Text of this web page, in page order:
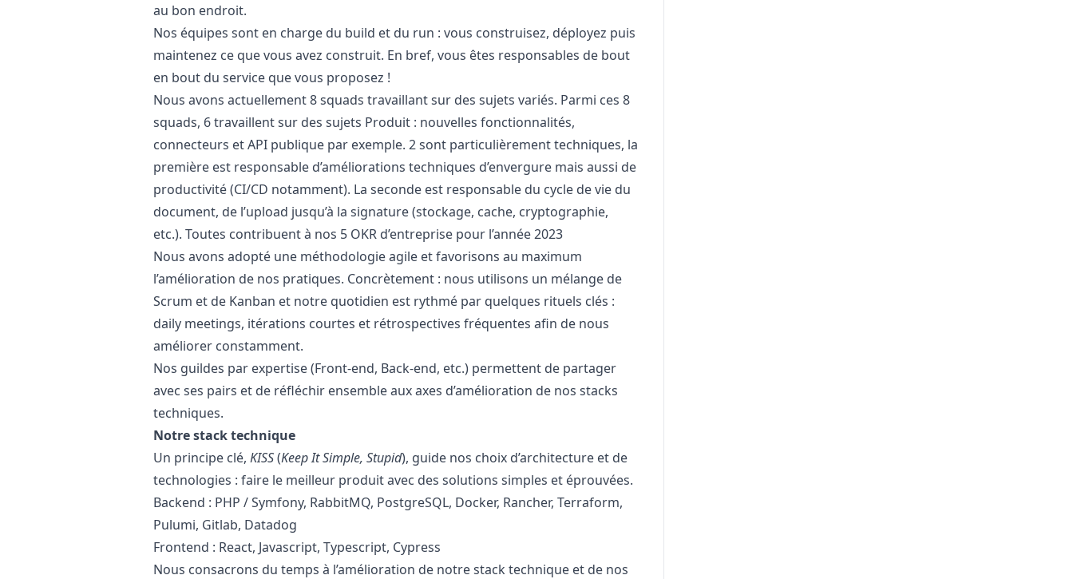
au bon endroit.
Nos équipes sont en charge du build et du run : vous construisez, déployez puis
maintenez ce que vous avez construit. En bref, vous êtes responsables de bout
en bout du service que vous proposez !
Nous avons actuellement 8 squads travaillant sur des sujets variés. Parmi ces 8
squads, 6 travaillent sur des sujets Produit : nouvelles fonctionnalités,
connecteurs et API publique par exemple. 2 sont particulièrement techniques, la
première est responsable d’améliorations techniques d’envergure mais aussi de
productivité (CI/CD notamment). La seconde est responsable du cycle de vie du
document, de l’upload jusqu’à la signature (stockage, cache, cryptographie,
etc.). Toutes contribuent à nos 5 OKR d’entreprise pour l’année 2023
Nous avons adopté une méthodologie agile et favorisons au maximum
l’amélioration de nos pratiques. Concrètement : nous utilisons un mélange de
Scrum et de Kanban et notre quotidien est rythmé par quelques rituels clés :
daily meetings, itérations courtes et rétrospectives fréquentes afin de nous
améliorer constamment.
Nos guildes par expertise (Front-end, Back-end, etc.) permettent de partager
avec ses pairs et de réfléchir ensemble aux axes d’amélioration de nos stacks
techniques.
Notre stack technique
Un principe clé, KISS(Keep It Simple, Stupid), guide nos choix d’architecture et de
technologies : faire le meilleur produit avec des solutions simples et éprouvées.
Backend : PHP / Symfony, RabbitMQ, PostgreSQL, Docker, Rancher, Terraform,
Pulumi, Gitlab, Datadog
Frontend : React, Javascript, Typescript, Cypress
Nous consacrons du temps à l’amélioration de notrestack technique et de nos